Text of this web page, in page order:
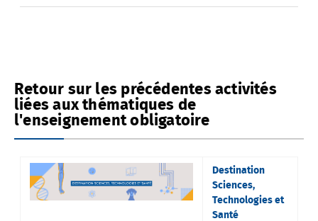
Retour sur les précédentes activités
liées aux thématiques de
l'enseignement obligatoire
Destination
Sciences,
Technologies et
Santé